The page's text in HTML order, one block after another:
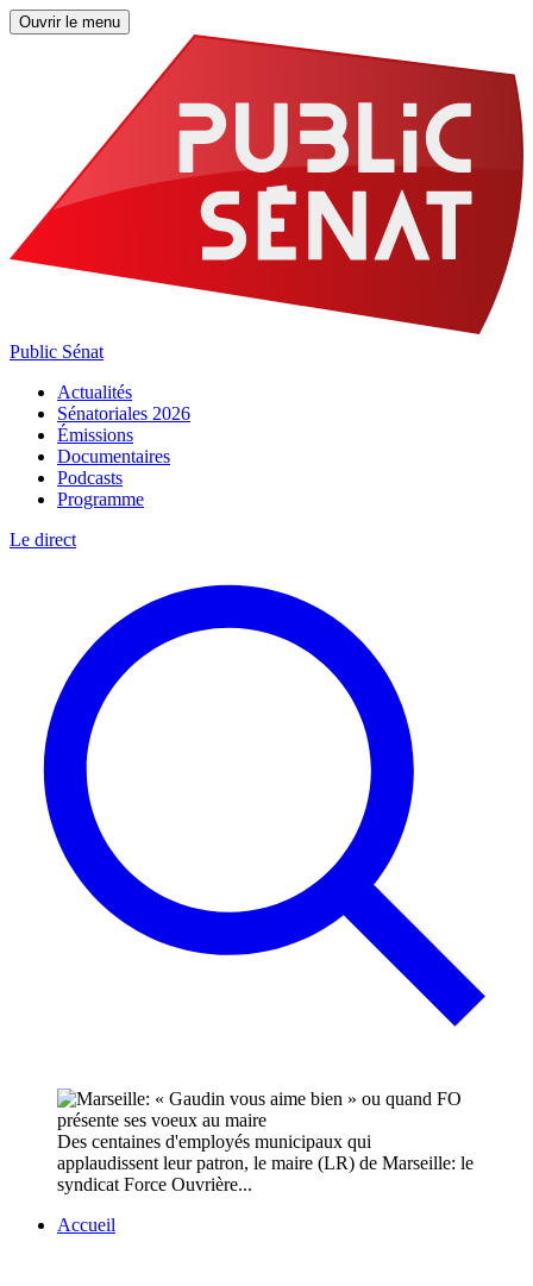
Ouvrir le menu
Public Sénat
Actualités
Sénatoriales 2026
Émissions
Documentaires
Podcasts
Programme
Le direct
Des centaines d'employés municipaux qui
applaudissent leur patron, le maire (LR) de Marseille: le
syndicat Force Ouvrière...
Accueil